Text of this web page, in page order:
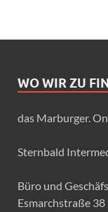
WO WIR ZU
das Marburger.
Sternbald
Büro und
Esmarchstraße 38